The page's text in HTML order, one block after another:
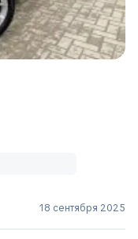
18 сентября 2025